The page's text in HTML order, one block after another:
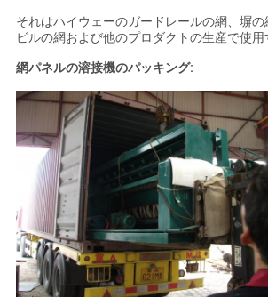
それはハイウェーのガードレールの網、塀
ビルの網および他のプロダクトの生産で使用
網パネルの溶接機のパッキング: